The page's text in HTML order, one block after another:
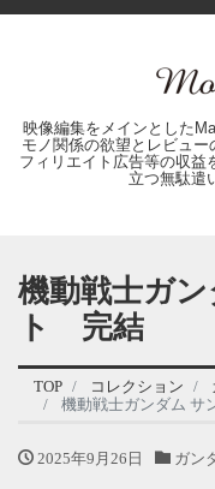
映像編集をメインとした
モノ関係の欲望とレビュ
フィリエイト広告等の収益
立つ無駄遣
機動戦士ガ
ト 完結
TOP コレクション
機動戦士ガンダム
2025年9月26日 ガン